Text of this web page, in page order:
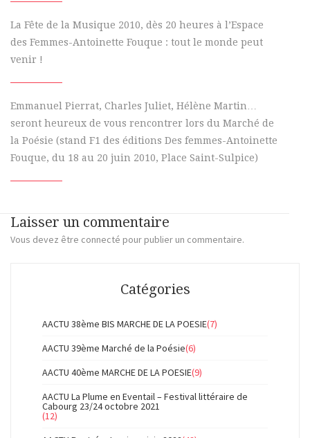
La Fête de la Musique 2010, dès 20 heures à l’Espace
des Femmes-Antoinette Fouque : tout le monde peut
venir !
Emmanuel Pierrat, Charles Juliet, Hélène Martin…
seront heureux de vous rencontrer lors du Marché de
la Poésie (stand F1 des éditions Des femmes-Antoinette
Fouque, du 18 au 20 juin 2010, Place Saint-Sulpice)
Laisser un commentaire
Vous devez être connecté pour publier un commentaire.
Catégories
AACTU 38ème BIS MARCHE DE LA POESIE(7)
AACTU 39ème Marché de la Poésie(6)
AACTU 40ème MARCHE DE LA POESIE(9)
AACTU La Plume en Eventail – Festival littéraire de
Cabourg 23/24 octobre 2021
(12)